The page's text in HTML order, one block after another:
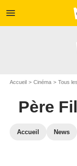
menu
Accueil Cinéma Tous
Père
Accueil News